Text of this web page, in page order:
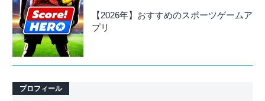
【2026年】おすすめのスポーツゲームア
プリ
プロフィール